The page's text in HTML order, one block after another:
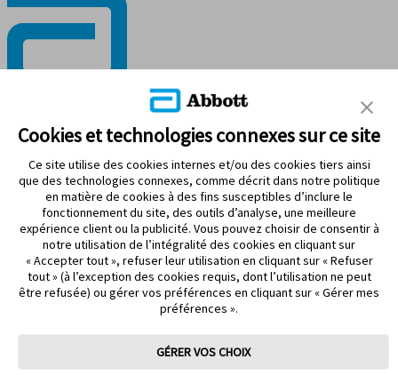
Modalités d’utilisation
Politique de confidentialité
Énoncé d’accessibilité
Préférences de cookies
©2026 Abbott. Tous droits réservés. La forme circulaire du boîtier
du capteur, FreeStyle, Libre et les marques connexes sont des
Cookies et technologies connexes sur ce site
Ce site utilise des cookies internes et/ou des cookies tiers ainsi
que des technologies connexes, comme décrit dans notre politique
en matière de cookies à des fins susceptibles d’inclure le
fonctionnement du site, des outils d’analyse, une meilleure
expérience client ou la publicité. Vous pouvez choisir de consentir à
notre utilisation de l’intégralité des cookies en cliquant sur
« Accepter tout », refuser leur utilisation en cliquant sur « Refuser
tout » (à l’exception des cookies requis, dont l’utilisation ne peut
être refusée) ou gérer vos préférences en cliquant sur « Gérer mes
préférences ».
GÉRER VOS CHOIX